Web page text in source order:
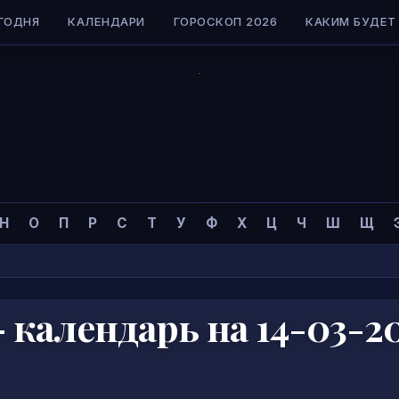
КАЛЕНДАРИ ГОРОСКОП 2026 КАКИМ БУДЕТ
Н О П Р С Т У Ф Х Ц Ч Ш Щ
на 14-03-